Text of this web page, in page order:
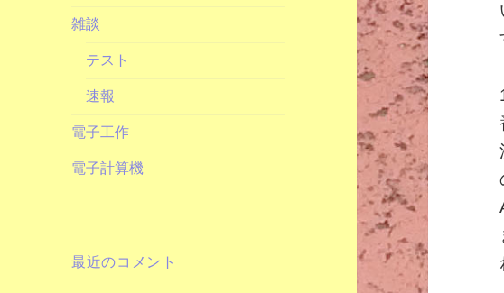
雑談
テスト
速報
電子工作
電子計算機
最近のコメント